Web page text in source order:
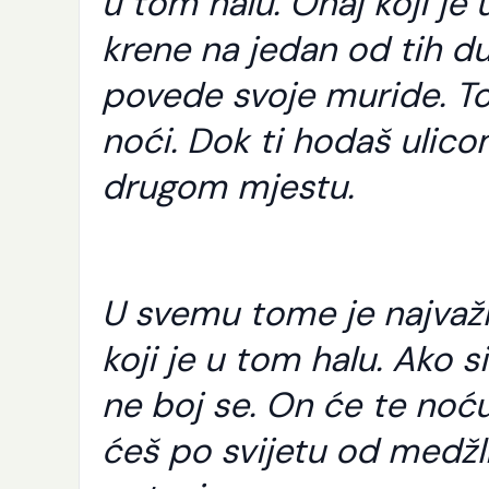
krene na jedan od tih
povede svoje muride.
noći. Dok ti hodaš
drugom mjestu.
U svemu tome je
koji je u tom halu. Ako
ne boj se. On će te
ćeš po svijetu od